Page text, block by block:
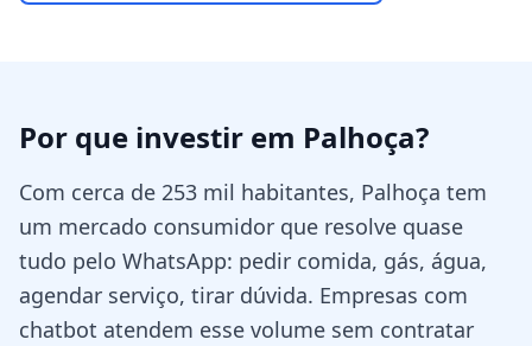
Por que investir em Palhoça?
Com cerca de 253 mil habitantes, Palhoça tem
um mercado consumidor que resolve quase
tudo pelo WhatsApp: pedir comida, gás, água,
agendar serviço, tirar dúvida. Empresas com
chatbot atendem esse volume sem contratar